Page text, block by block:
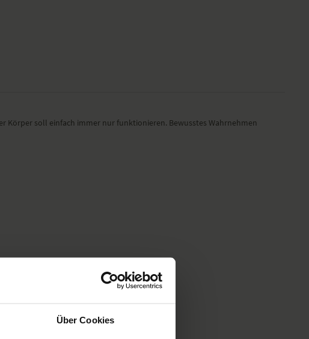
Über Cookies
– Viparita Virabhadrasana
der Yoga-Übungs-Sequenz
Körper soll einfach immer nur funktionieren. Bewusstes Wahrnehmen